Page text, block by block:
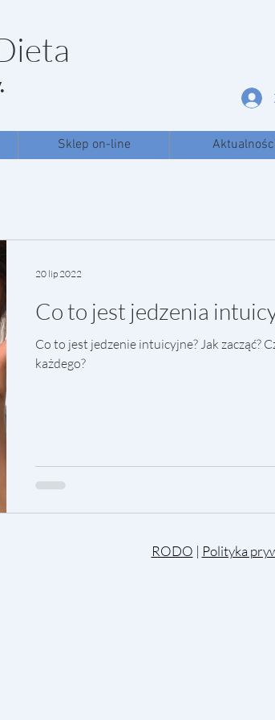
Sklep on-line
Co to jest jedzenia
Co to jest jedzenie intuicyjne? Jak zacząć?
każdego?
20 lip 2022
RODO | Polityka